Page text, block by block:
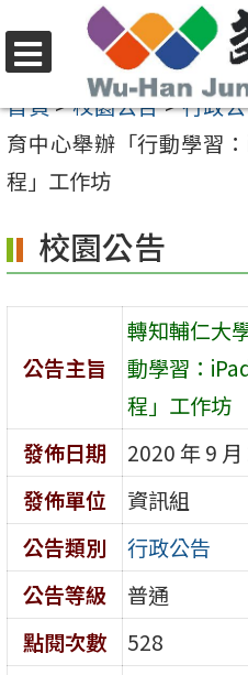
至
要
內
區
選
單
首頁>校園公告>行政
育中心舉辦「行動學習
程」工作坊
校園公告
公告主旨
轉知輔仁大
動學習：
程」工作坊
發佈日期
2020 年 9 月
發佈單位
資訊組
公告類別
行政公告
公告等級
普通
點閱次數
528